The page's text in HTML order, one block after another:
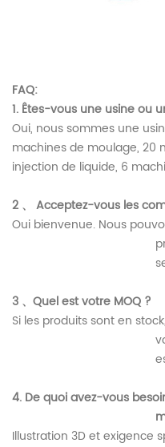
FAQ:
1. Êtes-vous une usine ou
Oui, nous sommes une
machines de moulage, 20
injection de liquide, 6
2 、 Acceptez-vous les
Oui bienvenue. Nous
3 、Quel est votre MOQ ?
Si les produits sont en
4. De quoi avez-vous
Illustration 3D et exigence